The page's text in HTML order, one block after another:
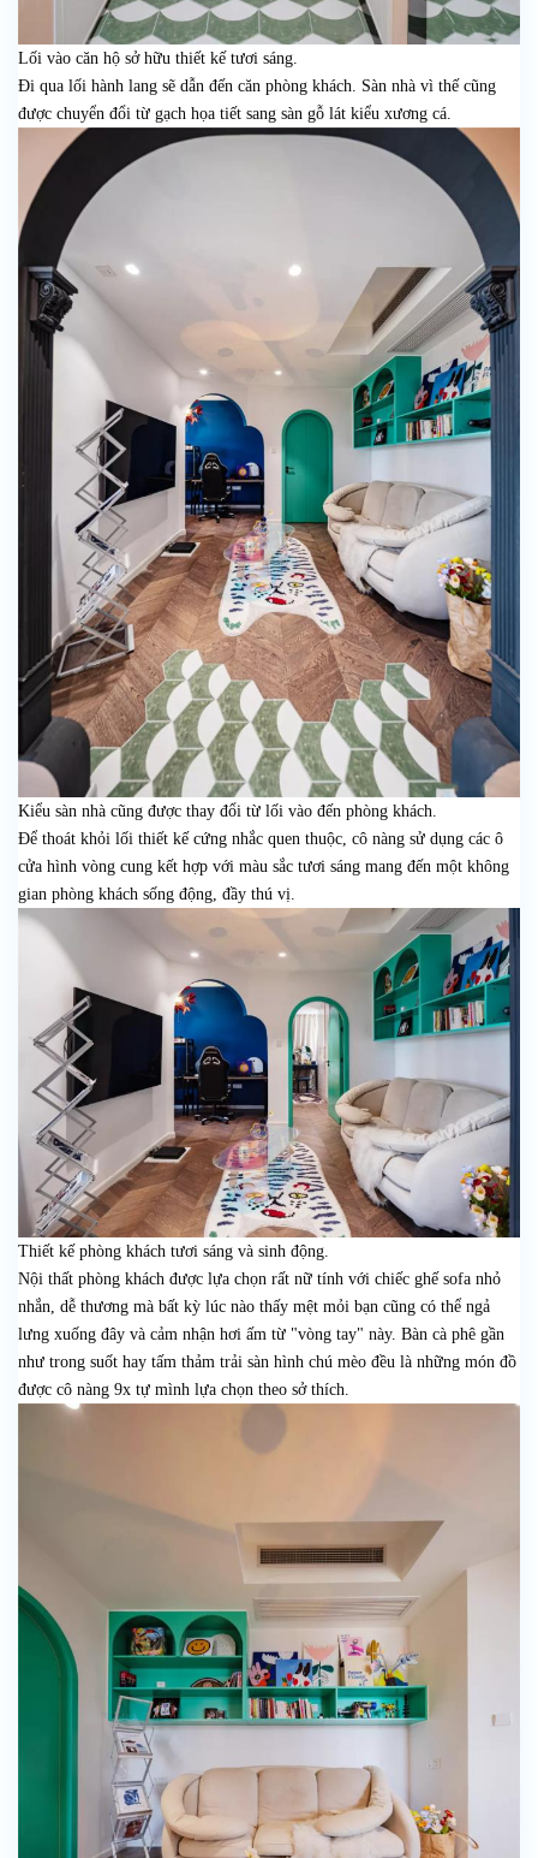
Lối vào căn hộ sở hữu thiết kế tươi sáng.
Đi qua lối hành lang sẽ dẫn đến căn phòng khách. Sàn nhà vì thế cũng
được chuyển đổi từ gạch họa tiết sang sàn gỗ lát kiểu xương cá.
Kiểu sàn nhà cũng được thay đổi từ lối vào đến phòng khách.
Để thoát khỏi lối thiết kế cứng nhắc quen thuộc, cô nàng sử dụng các ô
cửa hình vòng cung kết hợp với màu sắc tươi sáng mang đến một không
gian phòng khách sống động, đầy thú vị.
Thiết kế phòng khách tươi sáng và sinh động.
Nội thất phòng khách được lựa chọn rất nữ tính với chiếc ghế sofa nhỏ
nhắn, dễ thương mà bất kỳ lúc nào thấy mệt mỏi bạn cũng có thể ngả
lưng xuống đây và cảm nhận hơi ấm từ "vòng tay" này. Bàn cà phê gần
như trong suốt hay tấm thảm trải sàn hình chú mèo đều là những món đồ
được cô nàng 9x tự mình lựa chọn theo sở thích.